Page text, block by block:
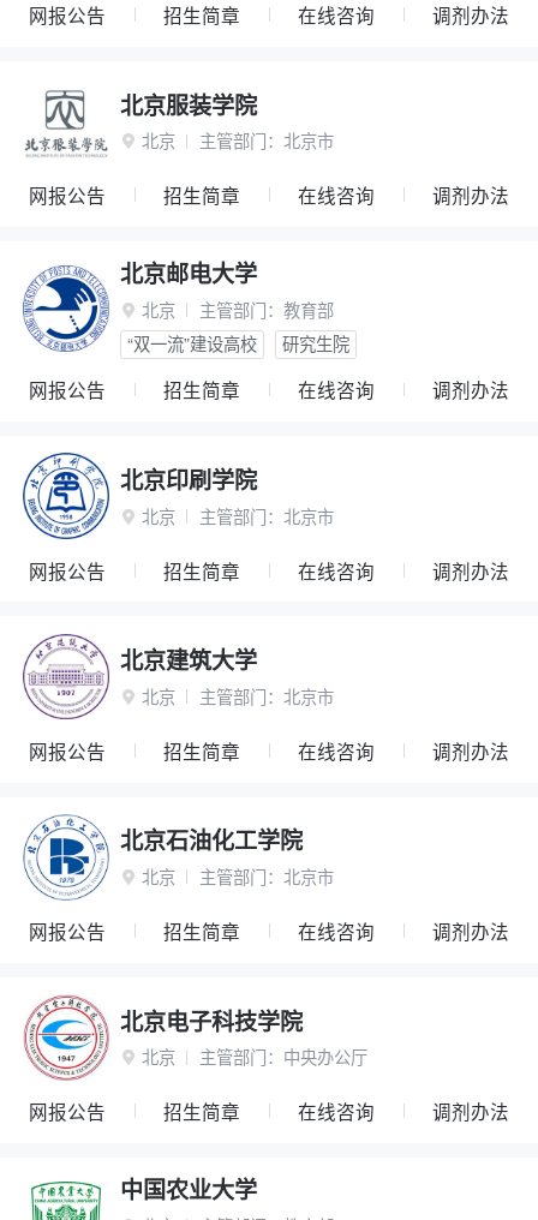
网报公告 招生简章 在线咨询 调剂办法
北京服装学院
 北京 主管部门： 北京市
网报公告 招生简章 在线咨询 调剂办法
北京邮电大学
 北京 主管部门： 教育部
“双一流”建设高校
研究生院
网报公告 招生简章 在线咨询 调剂办法
北京印刷学院
 北京 主管部门： 北京市
网报公告 招生简章 在线咨询 调剂办法
北京建筑大学
 北京 主管部门： 北京市
网报公告 招生简章 在线咨询 调剂办法
北京石油化工学院
 北京 主管部门： 北京市
网报公告 招生简章 在线咨询 调剂办法
北京电子科技学院
 北京 主管部门： 中央办公厅
网报公告 招生简章 在线咨询 调剂办法
中国农业大学